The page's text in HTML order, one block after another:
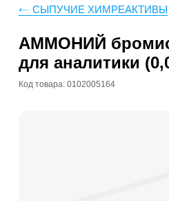
СЫПУЧИЕ ХИМРЕАКТИВЫ
АММОНИЙ
для аналитики
Код товара: 0102005164